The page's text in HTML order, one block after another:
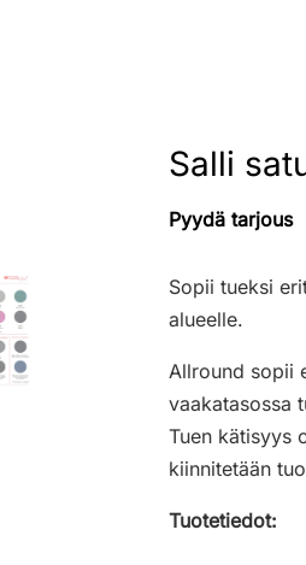
Salli
Pyydä tarjous
Sopii tueksi
alueelle.
Allround sopii
vaakatasossa
Tuen kätisyys
kiinnitetään
Tuotetiedot: